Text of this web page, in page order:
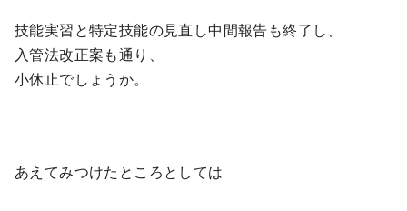
技能実習と特定技能の見直し中間報告も終了し、
入管法改正案も通り、
小休止でしょうか。
あえてみつけたところとしては